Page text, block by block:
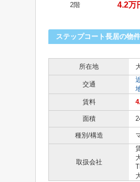
2階
4.2万
ステップコート長居の物
所在地
交通
賃料
面積
種別/構造
取扱会社